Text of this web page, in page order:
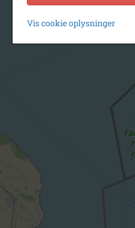
Vis cookie oplysninger